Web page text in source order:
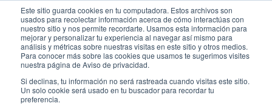
Este sitio guarda cookies en tu computadora. Estos archivos son
usados para recolectar información acerca de cómo interactúas con
nuestro sitio y nos permite recordarte. Usamos esta información para
mejorar y personalizar tu experiencia al navegar así mismo para
análisis y métricas sobre nuestras visitas en este sitio y otros medios.
Para conocer más sobre las cookies que usamos te sugerimos visites
nuestra página de Aviso de privacidad.
Si declinas, tu información no será rastreada cuando visitas este sitio.
Un solo cookie será usado en tu buscador para recordar tu
preferencia.
Empresa 55 9331 4081 800 507 4073